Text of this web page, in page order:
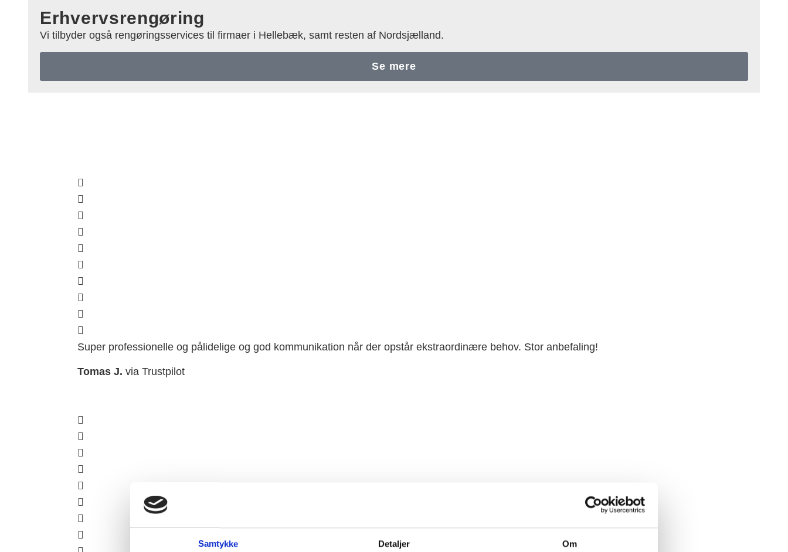
Samtykke Detaljer Om
Erhvervsrengøring
Vi tilbyder også rengøringsservices til firmaer i Hellebæk, samt resten af Nordsjælland.
Se mere
Super professionelle og pålidelige og god kommunikation når der opstår ekstraordinære behov. Stor anbefaling!
Tomas J. via Trustpilot